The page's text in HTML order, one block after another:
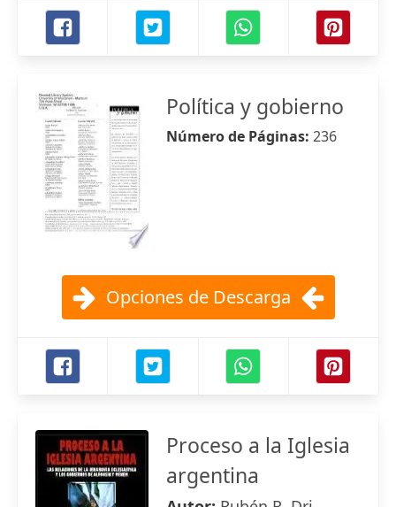
Política y gobierno
Número de Páginas: 236
Opciones de Descarga
Proceso a la Iglesia
argentina